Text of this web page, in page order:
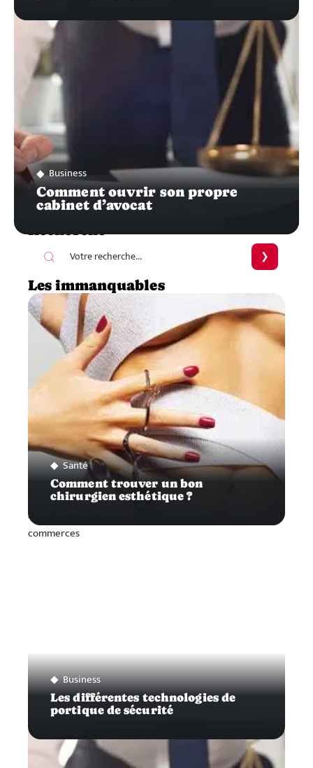
Business
Comment ouvrir son propre
cabinet d’avocat
Recherche
Les immanquables
Santé
Comment trouver un bon
chirurgien esthétique ?
Business
Les différentes technologies de
portique de sécurité